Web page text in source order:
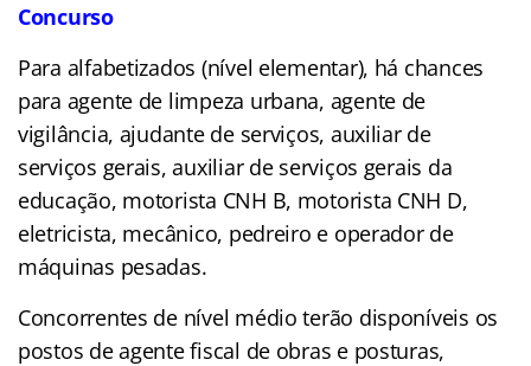
Concurso
Para alfabetizados (nível elementar), há chances
para agente de limpeza urbana, agente de
vigilância, ajudante de serviços, auxiliar de
serviços gerais, auxiliar de serviços gerais da
educação, motorista CNH B, motorista CNH D,
eletricista, mecânico, pedreiro e operador de
máquinas pesadas.
Concorrentes de nível médio terão disponíveis os
postos de agente fiscal de obras e posturas,